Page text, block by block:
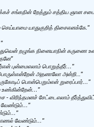
சங்கநின் றேத்தும் சத்திய ஞான
யாதுகுறித் திசைஎனக்கே."
றழுங்க நினையாநின்
புன்மைஎலாம் பொறுத்தீர்…"
அதனாலோ அன்றி..."
பொன்பெறும்என் றுரைப்பார்…"
உண்கின்றேன்…"
- விரிந்தமனச் சேட்டைஎலாம்
வேண்டும்…"
வேண்டும்…"